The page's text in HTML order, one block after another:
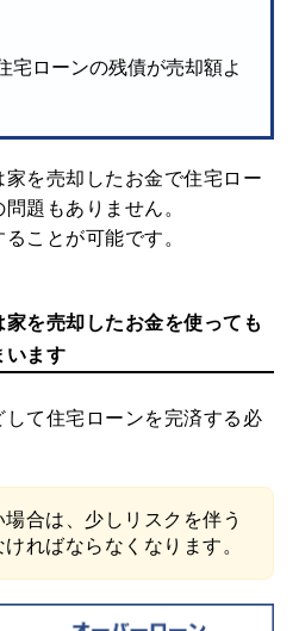
宅ローンの残債が売却額よ
を売却したお金で住宅ロー
題もありません。
ことが可能です。
を売却したお金を使っても
います
て住宅ローンを完済する必
合は、少しリスクを伴う
ればならなくなります。